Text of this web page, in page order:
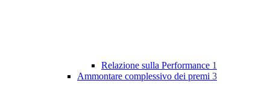
Relazione sulla Performance 1
Ammontare complessivo dei premi 3